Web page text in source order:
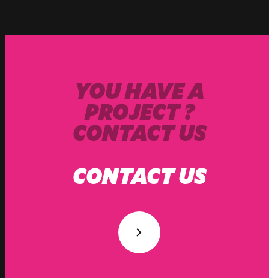
YOU HAVE A
PROJECT ?
CONTACT US
CONTACT US